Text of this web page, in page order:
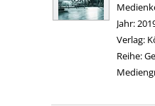
Jahr:
Verlag:
Reihe: